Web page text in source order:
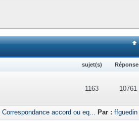
sujet(s)
1163 10761
Correspondance accord ou eq... Par : ffguedin